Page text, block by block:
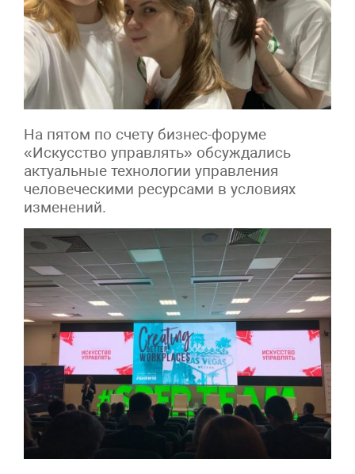
На пятом по счету бизнес-форуме
«Искусство управлять» обсуждались
актуальные технологии управления
человеческими ресурсами в условиях
изменений.